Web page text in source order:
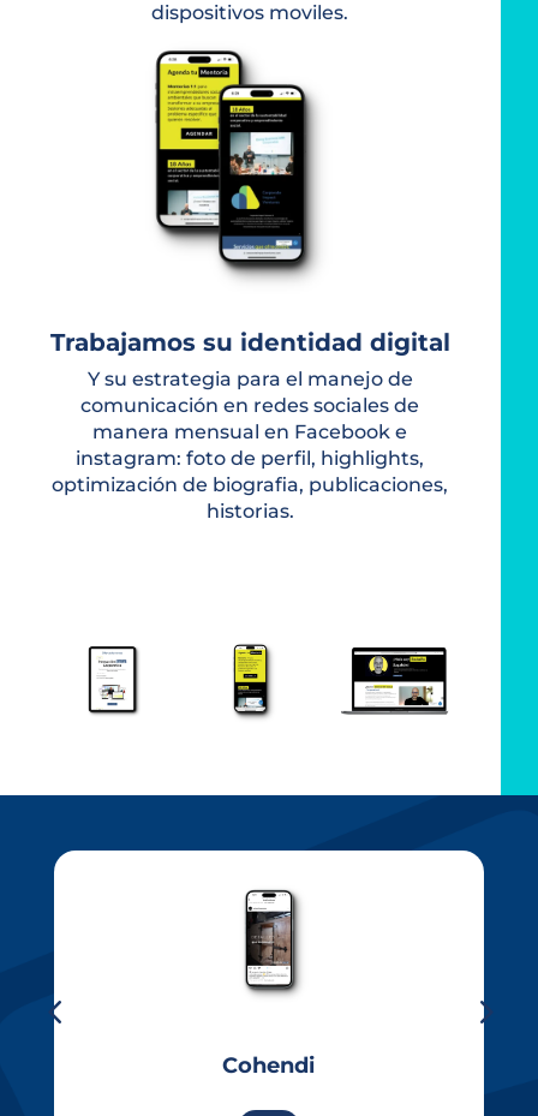
dispositivos moviles.
Trabajamos su identidad digital
Y su estrategia para el manejo de
comunicación en redes sociales de
manera mensual en Facebook e
instagram: foto de perfil, highlights,
optimización de biografia, publicaciones,
historias.
Cohendi